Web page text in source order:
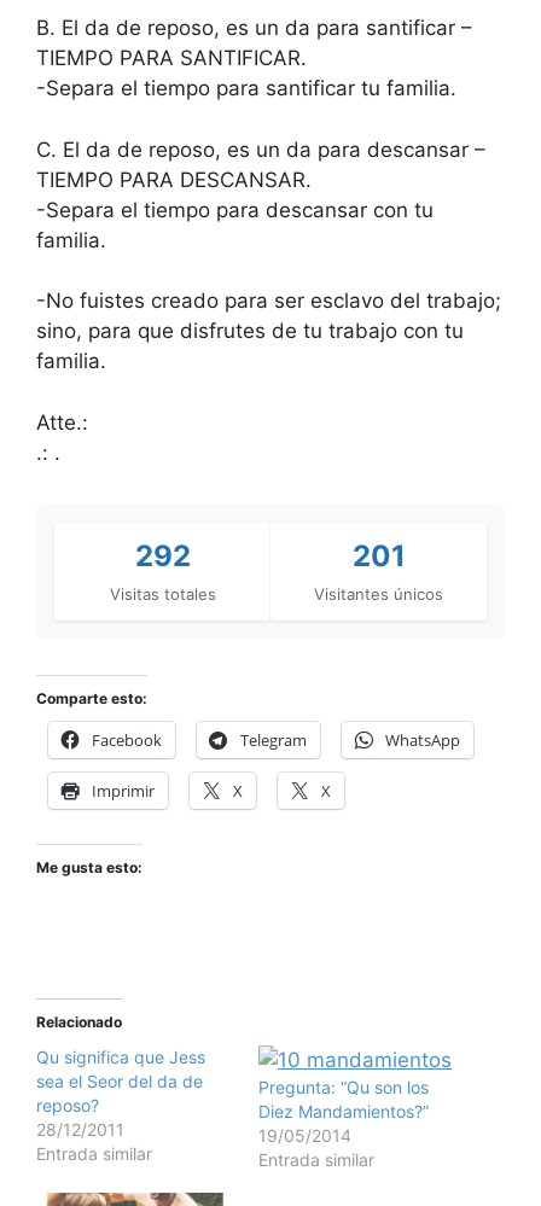
B. El da de reposo, es un da para santificar –
TIEMPO PARA SANTIFICAR.
-Separa el tiempo para santificar tu familia.
C. El da de reposo, es un da para descansar –
TIEMPO PARA DESCANSAR.
-Separa el tiempo para descansar con tu
familia.
-No fuistes creado para ser esclavo del trabajo;
sino, para que disfrutes de tu trabajo con tu
familia.
Atte.:
.: .
292
Visitas totales
201
Visitantes únicos
Comparte esto:
Facebook Telegram WhatsApp
Imprimir X X
Me gusta esto:
Relacionado
Qu significa que Jess
sea el Seor del da de
reposo?
28/12/2011
Entrada similar
Pregunta: “Qu son los
Diez Mandamientos?”
19/05/2014
Entrada similar